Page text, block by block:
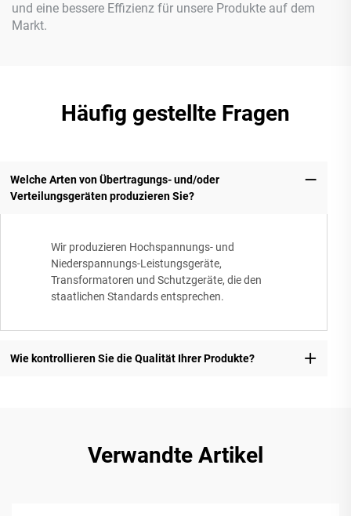
und eine bessere Effizienz für unsere Produkte auf dem
Markt.
Häufig gestellte Fragen
Welche Arten von Übertragungs- und/oder
Verteilungsgeräten produzieren Sie?
Wir produzieren Hochspannungs- und
Niederspannungs-Leistungsgeräte,
Transformatoren und Schutzgeräte, die den
staatlichen Standards entsprechen.
Wie kontrollieren Sie die Qualität Ihrer Produkte?
Verwandte Artikel